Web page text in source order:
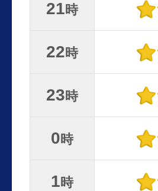
21時
22時
23時
0時
1時